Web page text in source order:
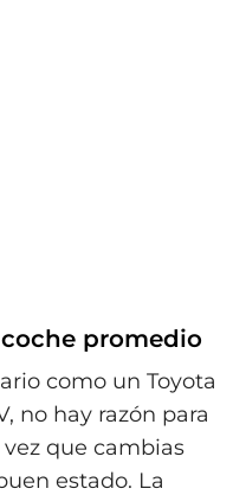
promedio
como un Toyota
no hay razón para
que cambias
estado. La